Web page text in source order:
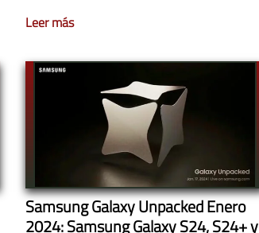
Leer más
Samsung Galaxy Unpacked Enero
2024: Samsung Galaxy S24, S24+ y